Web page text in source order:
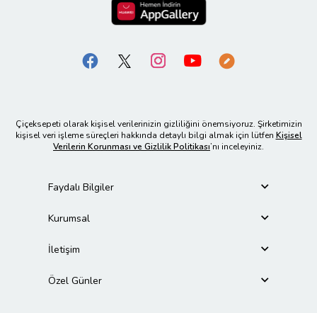
Çiçeksepeti olarak kişisel verilerinizin gizliliğini önemsiyoruz. Şirketimizin
kişisel veri işleme süreçleri hakkında detaylı bilgi almak için lütfen Kişisel
Verilerin Korunması ve Gizlilik Politikası’nı inceleyiniz.
Faydalı Bilgiler
Kurumsal
İletişim
Özel Günler